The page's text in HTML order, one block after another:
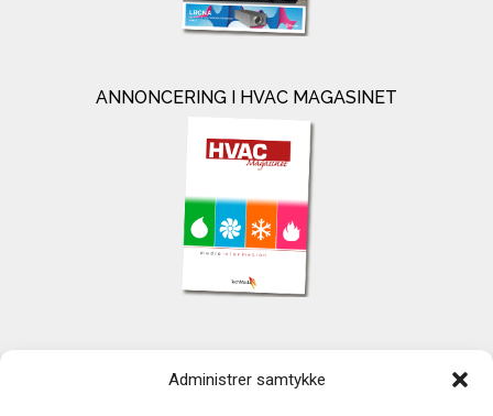
Administrer samtykke
ANNONCERING I HVAC MAGASINET
TechMedia A/S